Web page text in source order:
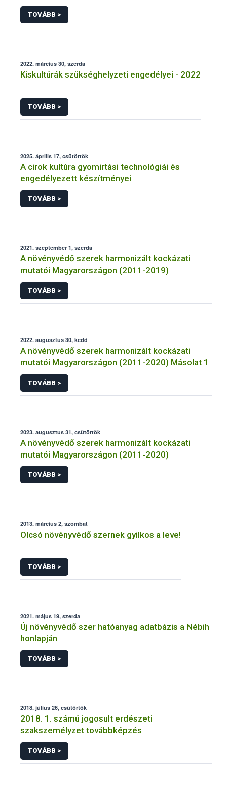
TOVÁBB >
2022. március 30, szerda
Kiskultúrák szükséghelyzeti engedélyei - 2022
TOVÁBB >
2025. április 17, csütörtök
A cirok kultúra gyomirtási technológiái és
engedélyezett készítményei
TOVÁBB >
2021. szeptember 1, szerda
A növényvédő szerek harmonizált kockázati
mutatói Magyarországon (2011-2019)
TOVÁBB >
2022. augusztus 30, kedd
A növényvédő szerek harmonizált kockázati
mutatói Magyarországon (2011-2020) Másolat 1
TOVÁBB >
2023. augusztus 31, csütörtök
A növényvédő szerek harmonizált kockázati
mutatói Magyarországon (2011-2020)
TOVÁBB >
2013. március 2, szombat
Olcsó növényvédő szernek gyilkos a leve!
TOVÁBB >
2021. május 19, szerda
Új növényvédő szer hatóanyag adatbázis a Nébih
honlapján
TOVÁBB >
2018. július 26, csütörtök
2018. 1. számú jogosult erdészeti
szakszemélyzet továbbképzés
TOVÁBB >